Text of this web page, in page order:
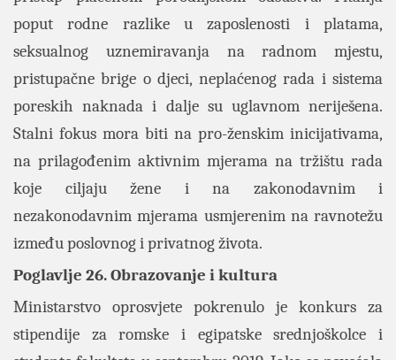
poput rodne razlike u zaposlenosti i platama,
seksualnog uznemiravanja na radnom mjestu,
pristupačne brige o djeci, neplaćenog rada i sistema
poreskih naknada i dalje su uglavnom neriješena.
Stalni fokus mora biti na pro-ženskim inicijativama,
na prilagođenim aktivnim mjerama na tržištu rada
koje ciljaju žene i na zakonodavnim i
nezakonodavnim mjerama usmjerenim na ravnotežu
između poslovnog i privatnog života.
Poglavlje 26. Obrazovanje i kultura
Ministarstvo oprosvjete pokrenulo je konkurs za
stipendije za romske i egipatske srednjoškolce i